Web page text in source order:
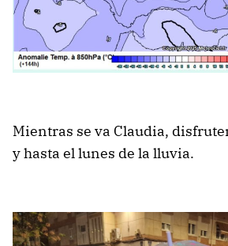
Mientras se va Claudia,
y hasta el lunes de la lluvia.